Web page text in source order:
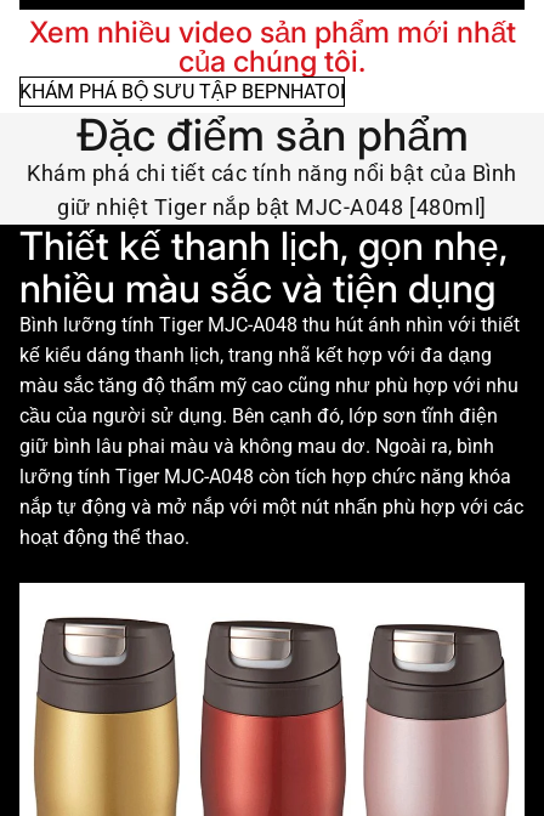
Xem nhiều video sản phẩm mới nhất
của chúng tôi.
KHÁM PHÁ BỘ SƯU TẬP BEPNHATOI
Đặc điểm sản phẩm
Khám phá chi tiết các tính năng nổi bật của Bình
giữ nhiệt Tiger nắp bật MJC-A048 [480ml]
Thiết kế thanh lịch, gọn nhẹ,
nhiều màu sắc và tiện dụng
Bình lưỡng tính Tiger MJC-A048 thu hút ánh nhìn với thiết
kế kiểu dáng thanh lịch, trang nhã kết hợp với đa dạng
màu sắc tăng độ thẩm mỹ cao cũng như phù hợp với nhu
cầu của người sử dụng. Bên cạnh đó, lớp sơn tĩnh điện
giữ bình lâu phai màu và không mau dơ. Ngoài ra, bình
lưỡng tính Tiger MJC-A048 còn tích hợp chức năng khóa
nắp tự động và mở nắp với một nút nhấn phù hợp với các
hoạt động thể thao.